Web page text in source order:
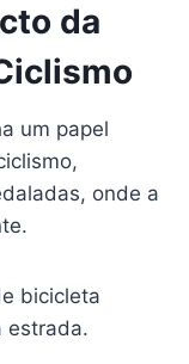
da
um papel
onde a
bicicleta
estrada.